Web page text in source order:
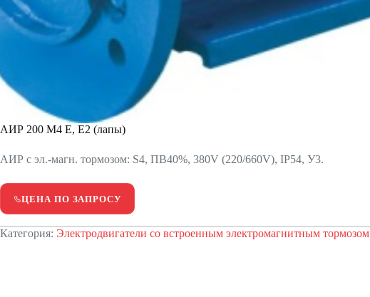
АИР 200 М4 Е, Е2 (лапы)
АИР с эл.-магн. тормозом: S4, ПВ40%, 380V (220/660V), IP54, У3.
ЦЕНА ПО ЗАПРОСУ
Категория: Электродвигатели со встроенным электромагнитным тормозом